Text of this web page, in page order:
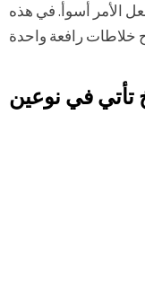
الأمر أسوأ. في هذه